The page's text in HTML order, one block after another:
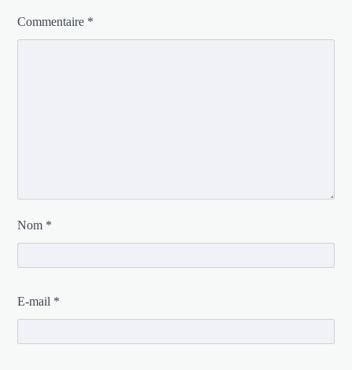
Commentaire *
Nom *
E-mail *